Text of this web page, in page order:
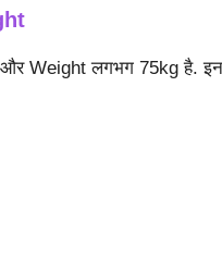
और Weight लगभग 75kg है.